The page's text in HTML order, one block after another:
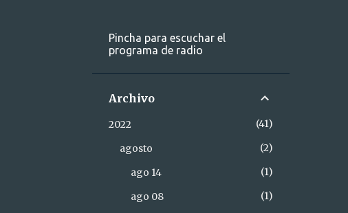
Pincha para escuchar el
programa de radio
Archivo
2022
41
agosto
2
ago 14
1
ago 08
1